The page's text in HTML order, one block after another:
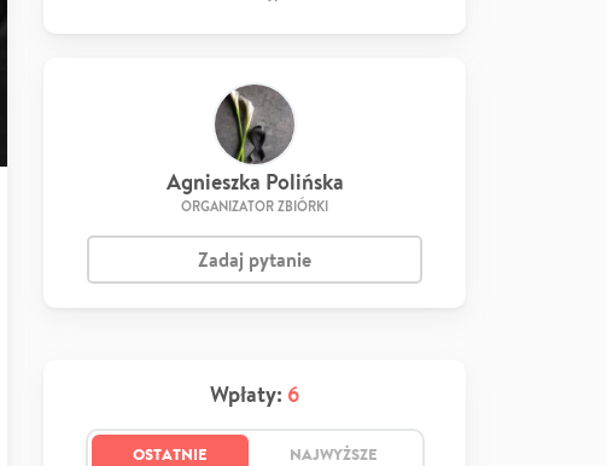
Agnieszka Polińska
ORGANIZATOR ZBIÓRKI
Zadaj pytanie
Wpłaty: 6
OSTATNIE NAJWYŻSZE